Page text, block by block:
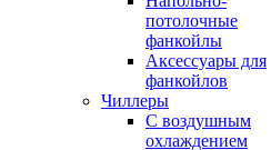
потолочные
фанкойлы
Аксессуары для
фанкойлов
Чиллеры
С воздушным
охлаждением